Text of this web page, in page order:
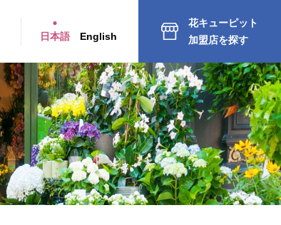
日本語 English
花キューピット
加盟店を探す